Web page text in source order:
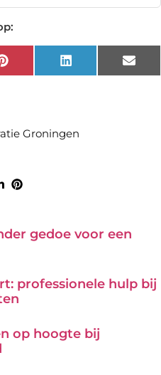
Pinterest LinkedIn
Groningen
gedoe voor een
professionele hulp bij
op hoogte bij